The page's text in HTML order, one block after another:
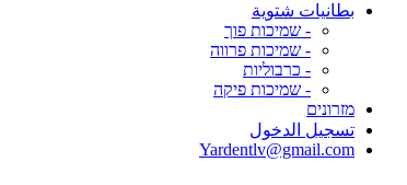
بطانيات شتوية
- שמיכות פוך
- שמיכות פרווה
- כרבוליות
- שמיכות פיקה
מזרונים
تسجيل الدخول
Yardentlv@gmail.com